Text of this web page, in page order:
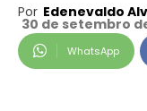
Por Edenevaldo
30 de setembro
WhatsApp